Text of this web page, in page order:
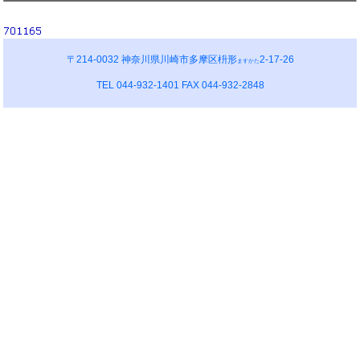
〒214-0032 神奈川県川崎市多摩区枡形ますかた2-17-26
TEL 044-932-1401 FAX 044-932-2848